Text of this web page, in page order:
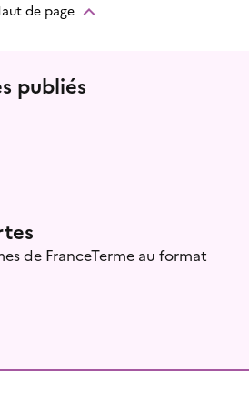
de page
publiés
de FranceTerme au format